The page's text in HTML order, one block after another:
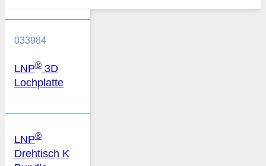
033984
LNP® 3D
Lochplatte
LNP®
Drehtisch K